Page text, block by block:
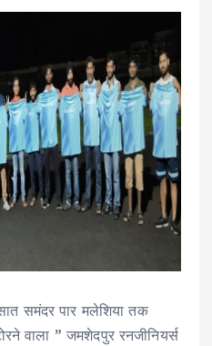
समंदर पार मलेशिया तक
वाला ” जमशेदपुर रनजीनियर्स